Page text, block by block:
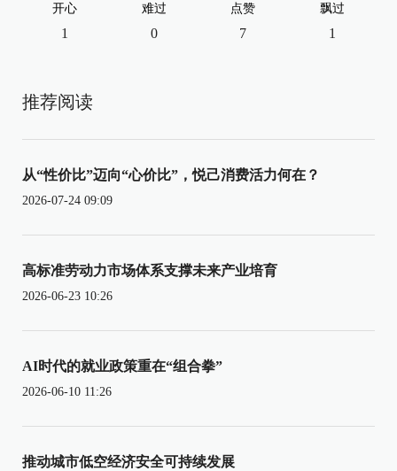
开心
1
难过
0
点赞
7
飘过
1
推荐阅读
从“性价比”迈向“心价比”，悦己消费活力何在？
2026-07-24 09:09
高标准劳动力市场体系支撑未来产业培育
2026-06-23 10:26
AI时代的就业政策重在“组合拳”
2026-06-10 11:26
推动城市低空经济安全可持续发展